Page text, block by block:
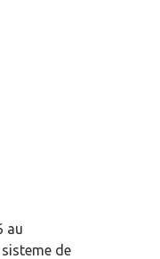
au
de